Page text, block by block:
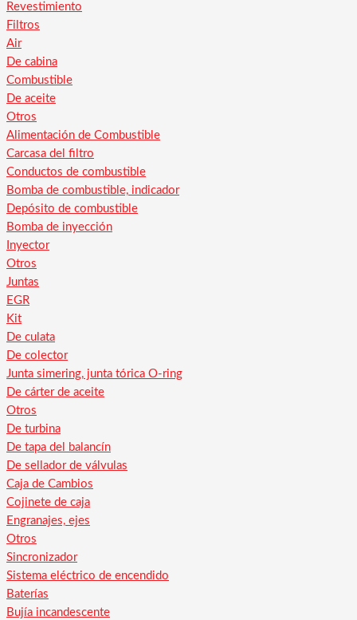
Revestimiento
Filtros
Air
De cabina
Combustible
De aceite
Otros
Alimentación de Combustible
Carcasa del filtro
Conductos de combustible
Bomba de combustible, indicador
Depósito de combustible
Bomba de inyección
Inyector
Otros
Juntas
EGR
Kit
De culata
De colector
Junta simering, junta tórica O-ring
De cárter de aceite
Otros
De turbina
De tapa del balancín
De sellador de válvulas
Caja de Cambios
Cojinete de caja
Engranajes, ejes
Otros
Sincronizador
Sistema eléctrico de encendido
Baterías
Bujía incandescente